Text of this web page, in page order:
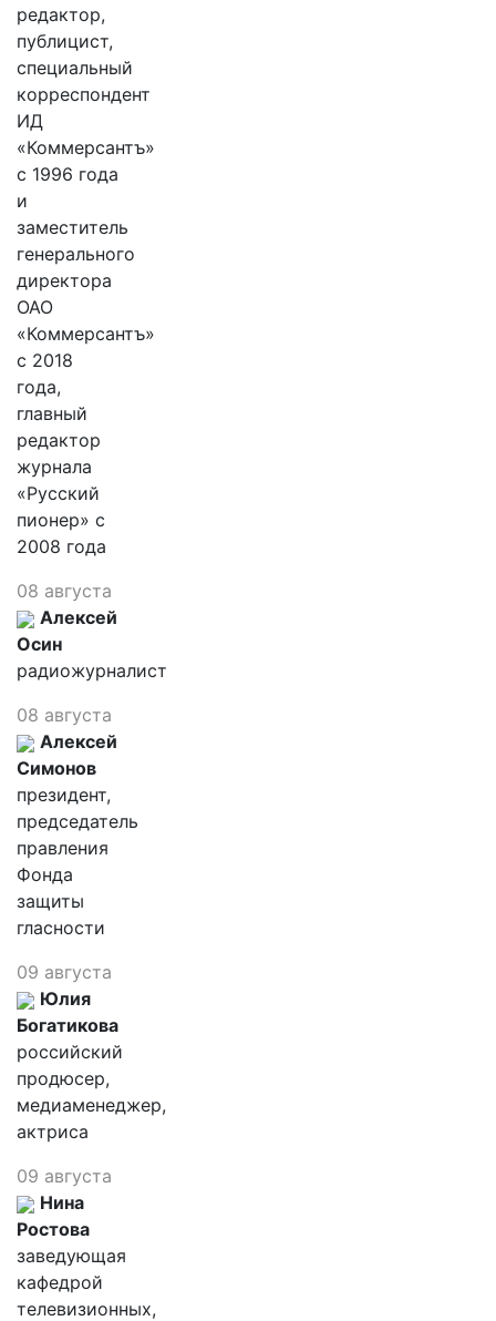
редактор,
публицист,
специальный
корреспондент
ИД
«Коммерсантъ»
с 1996 года
и
заместитель
генерального
директора
ОАО
«Коммерсантъ»
с 2018
года,
главный
редактор
журнала
«Русский
пионер» с
2008 года
08 августа
Алексей
Осин
радиожурналист
08 августа
Алексей
Симонов
президент,
председатель
правления
Фонда
защиты
гласности
09 августа
Юлия
Богатикова
российский
продюсер,
медиаменеджер,
актриса
09 августа
Нина
Ростова
заведующая
кафедрой
телевизионных,